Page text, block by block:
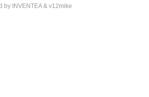
by INVENTEA & v12mike